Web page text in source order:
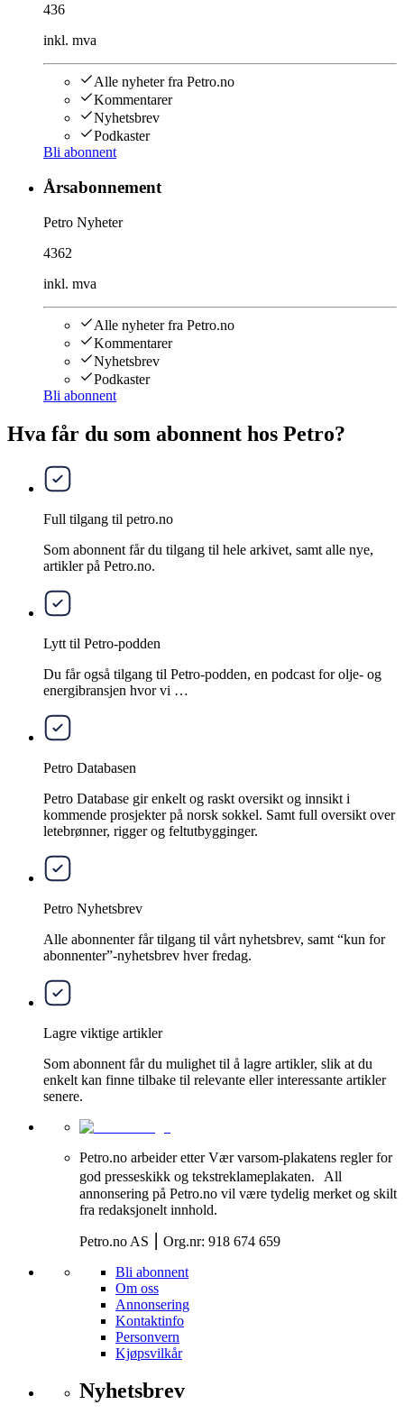
436
inkl. mva
Alle nyheter fra Petro.no
Kommentarer
Nyhetsbrev
Podkaster
Bli abonnent
Årsabonnement
Petro Nyheter
4362
inkl. mva
Alle nyheter fra Petro.no
Kommentarer
Nyhetsbrev
Podkaster
Bli abonnent
Hva får du som abonnent hos Petro?
Full tilgang til petro.no
Som abonnent får du tilgang til hele arkivet, samt alle nye,
artikler på Petro.no.
Lytt til Petro-podden
Du får også tilgang til Petro-podden, en podcast for olje- og
energibransjen hvor vi …
Petro Databasen
Petro Database gir enkelt og raskt oversikt og innsikt i
kommende prosjekter på norsk sokkel. Samt full oversikt over
letebrønner, rigger og feltutbygginger.
Petro Nyhetsbrev
Alle abonnenter får tilgang til vårt nyhetsbrev, samt “kun for
abonnenter”-nyhetsbrev hver fredag.
Lagre viktige artikler
Som abonnent får du mulighet til å lagre artikler, slik at du
enkelt kan finne tilbake til relevante eller interessante artikler
senere.
Petro.no arbeider etter Vær varsom-plakatens regler for
god presseskikk og tekstreklameplakaten. All
annonsering på Petro.no vil være tydelig merket og skilt
fra redaksjonelt innhold.
Petro.no AS ⎮ Org.nr: 918 674 659
Bli abonnent
Om oss
Annonsering
Kontaktinfo
Personvern
Kjøpsvilkår
Nyhetsbrev